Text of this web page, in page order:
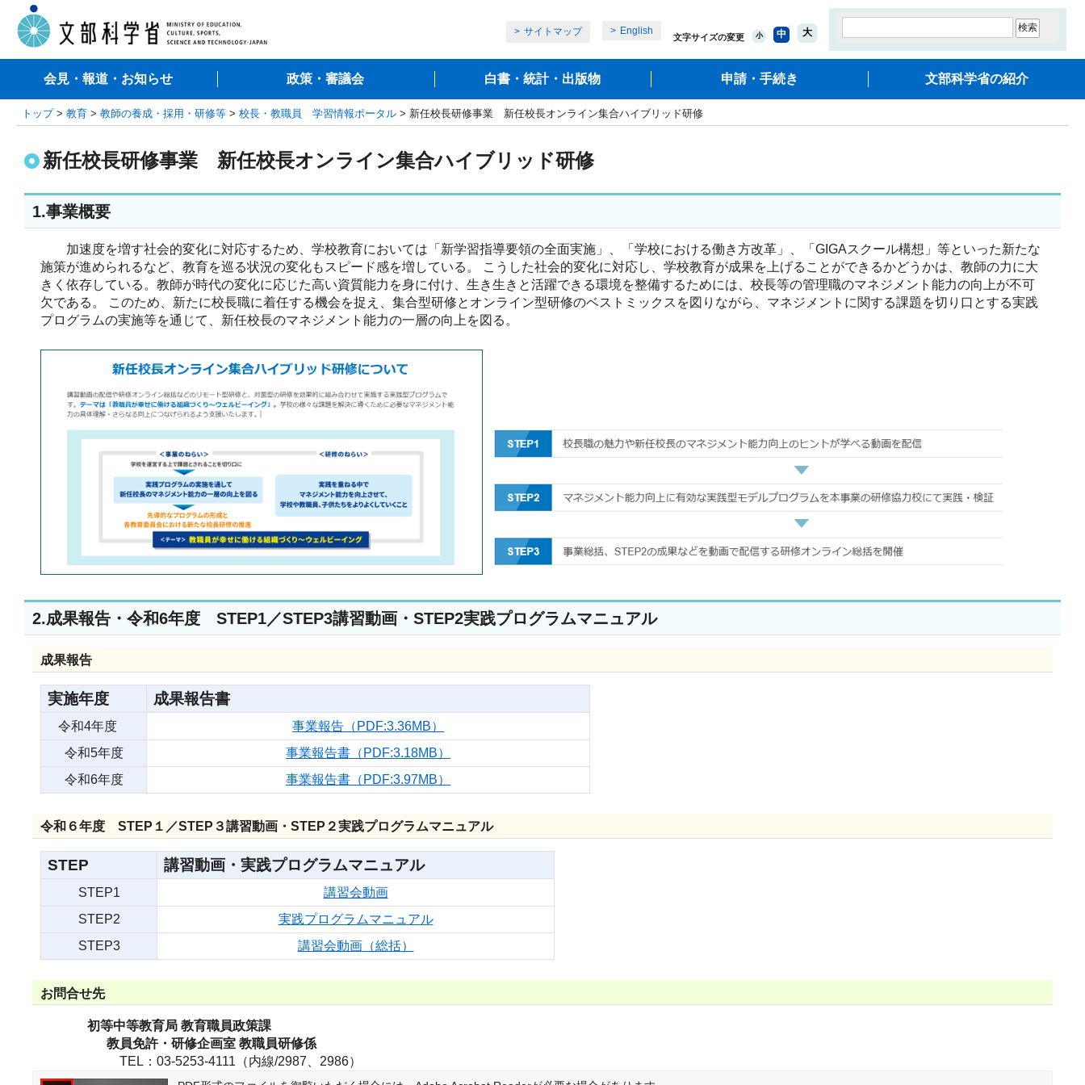
サイトマップ English
文字サイズの変更 小 中 大
会見・報道・お知らせ 政策・審議会 白書・統計・出版物 申請・手続き 文部科学省の紹介
トップ> 教育 > 教師の養成・採用・研修等 > 校長・教職員 学習情報ポータル > 新任校長研修事業 新任校長オンライン集合ハイブリッド研修
新任校長研修事業 新任校長オンライン集合ハイブリッド研修
1.事業概要
加速度を増す社会的変化に対応するため、学校教育においては「新学習指導要領の全面実施」、「学校における働き方改革」、「GIGAスクール構想」等といった新たな
施策が進められるなど、教育を巡る状況の変化もスピード感を増している。 こうした社会的変化に対応し、学校教育が成果を上げることができるかどうかは、教師の力に大
きく依存している。教師が時代の変化に応じた高い資質能力を身に付け、生き生きと活躍できる環境を整備するためには、校長等の管理職のマネジメント能力の向上が不可
欠である。 このため、新たに校長職に着任する機会を捉え、集合型研修とオンライン型研修のベストミックスを図りながら、マネジメントに関する課題を切り口とする実践
プログラムの実施等を通じて、新任校長のマネジメント能力の一層の向上を図る。
2.成果報告・令和6年度 STEP1／STEP3講習動画・STEP2実践プログラムマニュアル
成果報告
実施年度 成果報告書
令和4年度
事業報告（PDF:3.36MB）
令和5年度
事業報告書（PDF:3.18MB）
令和6年度
事業報告書（PDF:3.97MB）
令和６年度 STEP１／STEP３講習動画・STEP２実践プログラムマニュアル
STEP 講習動画・実践プログラムマニュアル
STEP1
講習会動画
STEP2
実践プログラムマニュアル
STEP3
講習会動画（総括）
お問合せ先
初等中等教育局 教育職員政策課
教員免許・研修企画室 教職員研修係
TEL：03-5253-4111（内線/2987、2986）